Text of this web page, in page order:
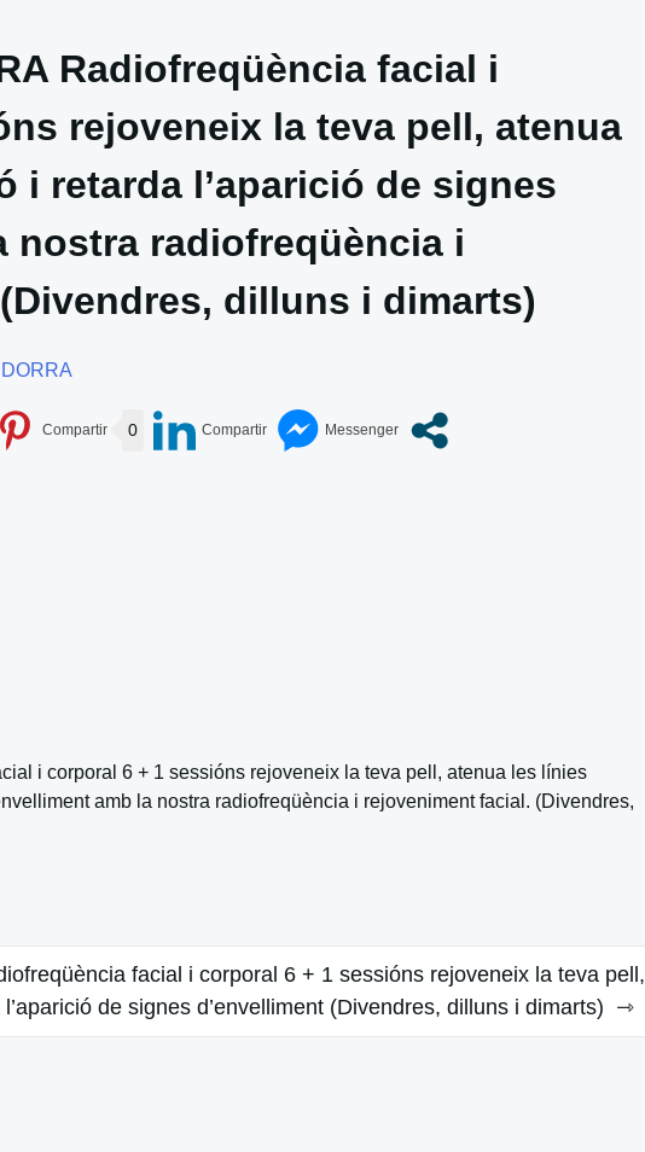
Radiofreqüència facial i
rejoveneix la teva pell, atenua
i retarda l’aparició de signes
nostra radiofreqüència i
dilluns i dimarts)
0
i corporal 6 + 1 sessións rejoveneix la teva pell, atenua les línies
amb la nostra radiofreqüència i rejoveniment facial. (Divendres,
facial i corporal 6 + 1 sessións rejoveneix la teva pell,
de signes d’envelliment (Divendres, dilluns i dimarts)